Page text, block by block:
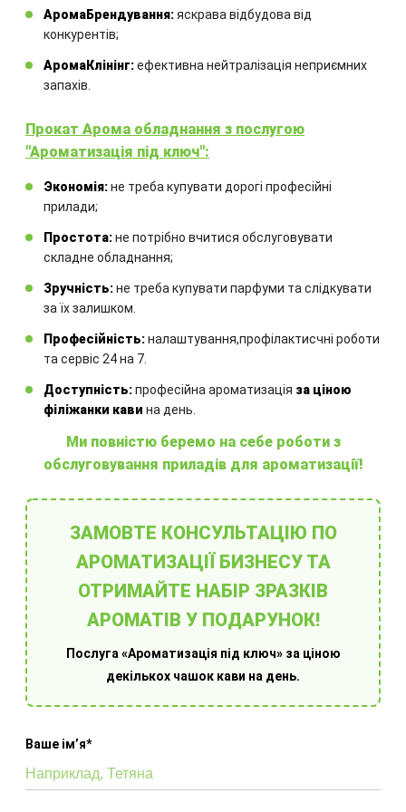
Комбінація обладнання
окремого проекту.
ЗАМОВИТИ
Інші товари
Обладнання для ароматизації приміщень
Оберіть готове рішення
АромаБрендування:яскрава відбудова від
конкурентів;
АромаКлінінг:ефективна нейтралізація неприємних
запахів.
Прокат Арома обладнання з послугою
"Ароматизація під ключ":
Экономія:не треба купувати дорогі професійні
прилади;
Простота:не потрібно вчитися обслуговувати
складне обладнання;
Зручність:не треба купувати парфуми та слідкувати
за їх залишком.
Професійність:налаштування,профілактисчні роботи
та сервіс 24 на 7.
Доступність:професійна ароматизація за ціною
філіжанки кави на день.
Ми повністю беремо на себе роботи з
обслуговування приладів для ароматизації!
ЗАМОВТЕ КОНСУЛЬТАЦІЮ ПО
АРОМАТИЗАЦІЇ БИЗНЕСУ ТА
ОТРИМАЙТЕ НАБІР ЗРАЗКІВ
АРОМАТІВ У ПОДАРУНОК!
Послуга «Ароматизація під ключ» за ціною
декількох чашок кави на день.
Ваше імʼя*